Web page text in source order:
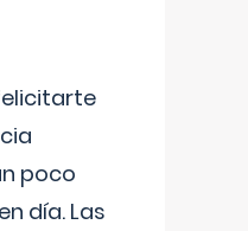
poco
día. Las